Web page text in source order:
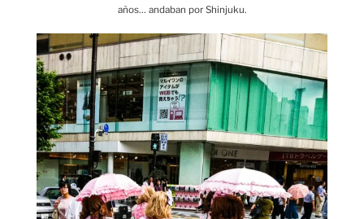
años… andaban por Shinjuku.